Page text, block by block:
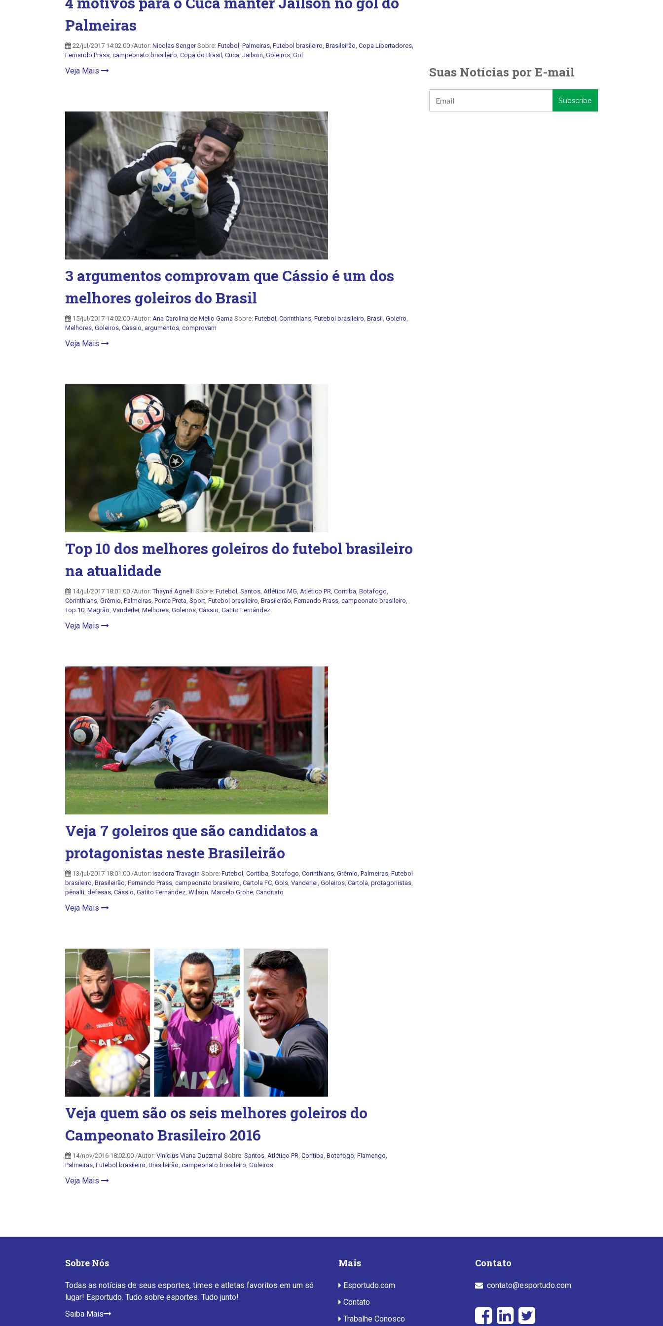
Palmeiras
22/jul/2017 14:02:00 /Autor: Nicolas SengerSobre: Futebol , Palmeiras, Futebol brasileiro, Brasileirão, Copa Libertadores,
Fernando Prass, campeonato brasileiro, Copa do Brasil , Cuca, Jailson, Goleiros, Gol
Veja Mais
3 argumentos comprovam que Cássio é um dos
melhores goleiros do Brasil
15/jul/2017 14:02:00 /Autor: Ana Carolina de Mello Gama Sobre: Futebol , Corinthians, Futebol brasileiro, Brasil , Goleiro,
Melhores, Goleiros, Cassio, argumentos, comprovam
Veja Mais
Top 10 dos melhores goleiros do futebol brasileiro
na atualidade
14/jul/2017 18:01:00 /Autor:Thayná Agnelli Sobre: Futebol , Santos, Atlético MG, Atlético PR, Coritiba, Botafogo,
Corinthians, Grêmio, Palmeiras, Ponte Preta, Sport, Futebol brasileiro, Brasileirão, Fernando Prass, campeonato brasileiro,
Top 10, Magrão, Vanderlei, Melhores, Goleiros, Cássio, Gatito Fernández
Veja Mais
Veja 7 goleiros que são candidatos a
protagonistas neste Brasileirão
13/jul/2017 18:01:00 /Autor: Isadora Travagin Sobre: Futebol , Coritiba, Botafogo, Corinthians, Grêmio, Palmeiras, Futebol
brasileiro, Brasileirão, Fernando Prass, campeonato brasileiro, Cartola FC, Gols, Vanderlei, Goleiros, Cartola, protagonistas,
pênalti, defesas, Cássio, Gatito Fernández, Wilson, Marcelo Grohe, Canditato
Veja Mais
Veja quem são os seis melhores goleiros do
Campeonato Brasileiro 2016
14/nov/2016 18:02:00 /Autor: Vinícius Viana Duczmal Sobre: Santos, Atlético PR, Coritiba, Botafogo, Flamengo,
Palmeiras, Futebol brasileiro, Brasileirão, campeonato brasileiro, Goleiros
Veja Mais
Suas Notícias por E-mail
Sobre Nós
Todas as notícias de seus esportes, times e atletas favoritos em um só
lugar! Esportudo. Tudo sobre esportes. Tudo junto!
Saiba Mais
Mais
Esportudo.com
Contato
Trabalhe Conosco
Contato
contato@esportudo.com